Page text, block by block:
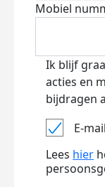
Mobiel
Ik blijf
acties en
bijdragen
E-mail
Lees hier